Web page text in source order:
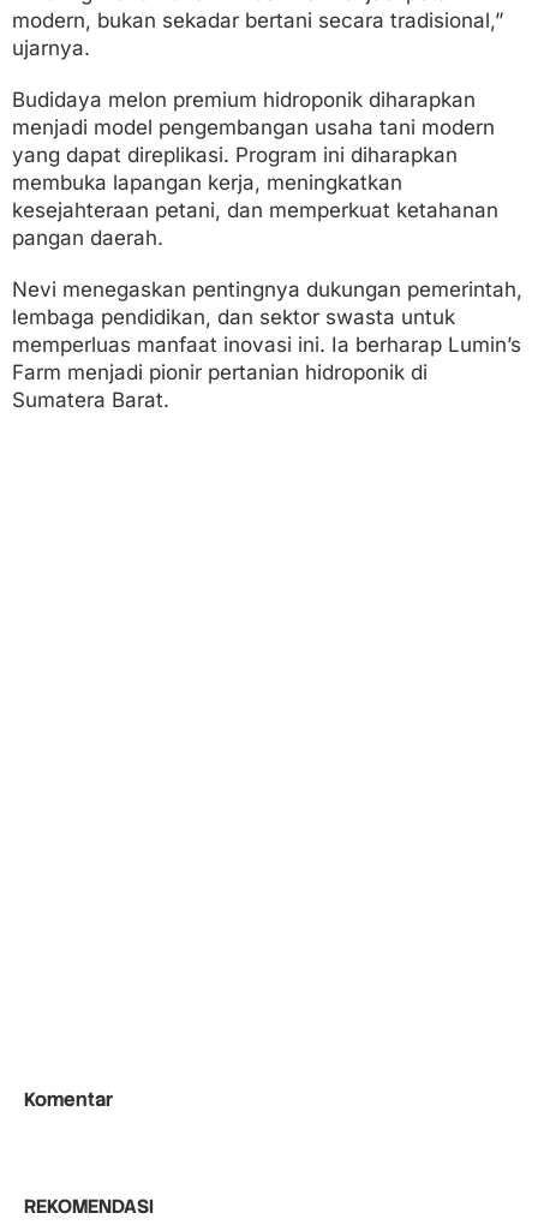
modern, bukan sekadar bertani secara tradisional,”
ujarnya.
Budidaya melon premium hidroponik diharapkan
menjadi model pengembangan usaha tani modern
yang dapat direplikasi. Program ini diharapkan
membuka lapangan kerja, meningkatkan
kesejahteraan petani, dan memperkuat ketahanan
pangan daerah.
Nevi menegaskan pentingnya dukungan pemerintah,
lembaga pendidikan, dan sektor swasta untuk
memperluas manfaat inovasi ini. Ia berharap Lumin’s
Farm menjadi pionir pertanian hidroponik di
Sumatera Barat.
Komentar
REKOMENDASI